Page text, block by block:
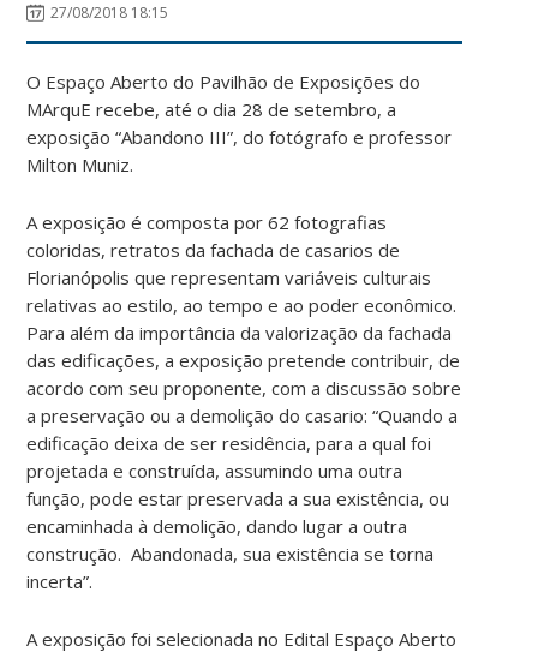
27/08/2018 18:15
O Espaço Aberto do Pavilhão de Exposições do
MArquE recebe, até o dia 28 de setembro, a
exposição “Abandono III”, do fotógrafo e professor
Milton Muniz.
A exposição é composta por 62 fotografias
coloridas, retratos da fachada de casarios de
Florianópolis que representam variáveis culturais
relativas ao estilo, ao tempo e ao poder econômico.
Para além da importância da valorização da fachada
das edificações, a exposição pretende contribuir, de
acordo com seu proponente, com a discussão sobre
a preservação ou a demolição do casario: “Quando a
edificação deixa de ser residência, para a qual foi
projetada e construída, assumindo uma outra
função, pode estar preservada a sua existência, ou
encaminhada à demolição, dando lugar a outra
construção. Abandonada, sua existência se torna
incerta”.
A exposição foi selecionada no Edital Espaço Aberto